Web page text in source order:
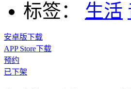
标签：
生活
安卓版下载
APP Store下载
预约
已下架